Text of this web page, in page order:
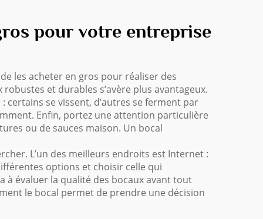
pour votre entreprise
les acheter en gros pour réaliser des
et durables s’avère plus avantageux.
certains se vissent, d’autres se ferment par
Enfin, portez une attention particulière
ou de sauces maison. Un bocal
L’un des meilleurs endroits est Internet :
options et choisir celle qui
à évaluer la qualité des bocaux avant tout
le bocal permet de prendre une décision